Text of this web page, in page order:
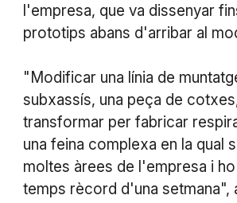
l'empresa, que va dissenyar
prototips abans d'arribar al
"Modificar una línia de
subxassís, una peça de
transformar per fabricar
una feina complexa en la qual
moltes àrees de l'empresa i ho
temps rècord d'una setmana",